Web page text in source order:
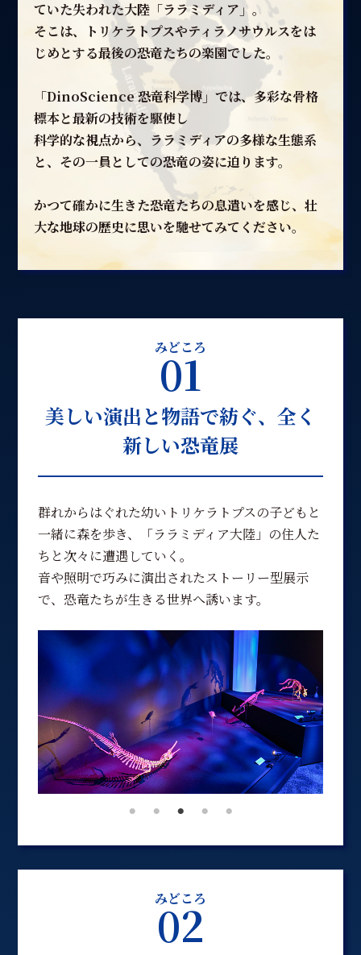
ていた失われた大陸「ララミディア」。
そこは、トリケラトプスやティラノサウルスをは
じめとする最後の恐竜たちの楽園でした。
「DinoScience 恐竜科学博」では、多彩な骨格
標本と最新の技術を駆使し
科学的な視点から、ララミディアの多様な生態系
と、その一員としての恐竜の姿に迫ります。
かつて確かに生きた恐竜たちの息遣いを感じ、壮
大な地球の歴史に思いを馳せてみてください。
みどころ
01
美しい演出と物語で紡ぐ、全く
新しい恐竜展
群れからはぐれた幼いトリケラトプスの子どもと
一緒に森を歩き、「ララミディア大陸」の住人た
ちと次々に遭遇していく。
音や照明で巧みに演出されたストーリー型展示
で、恐竜たちが生きる世界へ誘います。
みどころ
02